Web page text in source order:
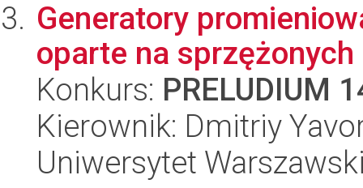
Generatory
oparte na
Konkurs: PRELUDIUM
Kierownik: Dmitriy
Uniwersytet